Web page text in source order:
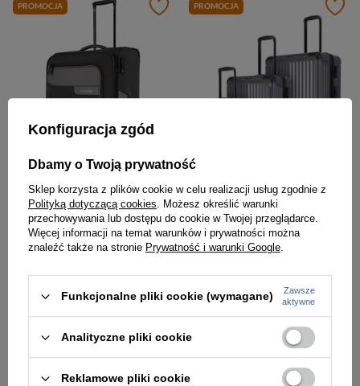
PROMOCJA
-6%
Walizka podróżna duża antracytowa materiałowa - Travelite Viia 92849-04
544,00 zł579,00 zł
PROMOCJA
-6%
1 174,00 zł
1 249,00 zł
PROMOCJA
Konfiguracja zgód
Dbamy o Twoją prywatność
Sklep korzysta z plików cookie w celu realizacji usług zgodnie z
Polityką dotyczącą cookies. Możesz określić warunki
przechowywania lub dostępu do cookie w Twojej przeglądarce.
Więcej informacji na temat warunków i prywatności można
znaleźć także na stronie Prywatność i warunki Google.
Funkcjonalne pliki cookie (wymagane)
Zawsze
aktywne
Analityczne pliki cookie
Reklamowe pliki cookie